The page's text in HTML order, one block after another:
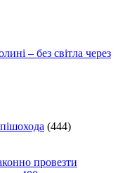
– без світла через
(444)
провезти